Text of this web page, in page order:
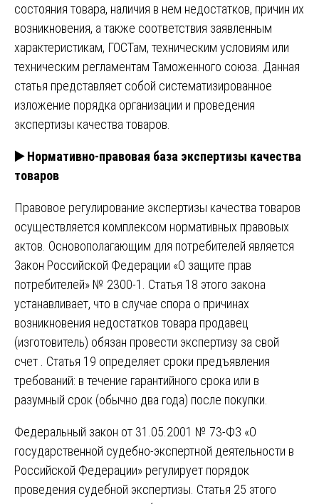
состояния товара, наличия в нем недостатков, причин их
возникновения, а также соответствия заявленным
характеристикам, ГОСТам, техническим условиям или
техническим регламентам Таможенного союза. Данная
статья представляет собой систематизированное
изложение порядка организации и проведения
экспертизы качества товаров.
▶️Нормативно-правовая база экспертизы качества
товаров
Правовое регулирование экспертизы качества товаров
осуществляется комплексом нормативных правовых
актов. Основополагающим для потребителей является
Закон Российской Федерации «О защите прав
потребителей» № 2300-1. Статья 18 этого закона
устанавливает, что в случае спора о причинах
возникновения недостатков товара продавец
(изготовитель) обязан провести экспертизу за свой
счет . Статья 19 определяет сроки предъявления
требований: в течение гарантийного срока или в
разумный срок (обычно два года) после покупки.
Федеральный закон от 31.05.2001 № 73-ФЗ «О
государственной судебно-экспертной деятельности в
Российской Федерации» регулирует порядок
проведения судебной экспертизы. Статья 25 этого